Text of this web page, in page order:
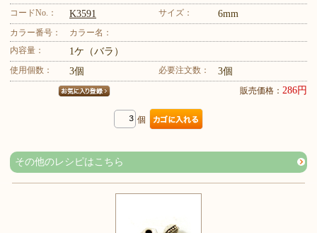
コードNo.： K3591 サイズ： 6mm
カラー番号：
カラー名：
内容量：
1ケ（バラ）
使用個数： 3個 必要注文数： 3個
販売価格： 286円
個
その他のレシピはこちら